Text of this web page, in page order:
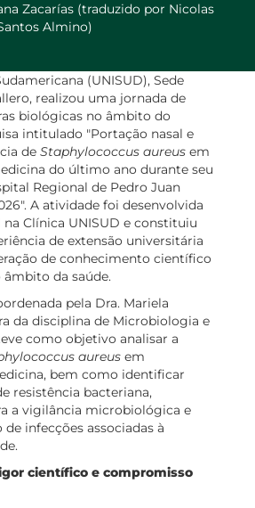
Zacarías (traduzido por Nicolas
Almino)
(UNISUD), Sede
realizou uma jornada de
biológicas no âmbito do
intitulado "Portação nasal e
de Staphylococcus aureusem
do último ano durante seu
Regional de Pedro Juan
A atividade foi desenvolvida
na Clínica UNISUD e constituiu
de extensão universitária
de conhecimento científico
da saúde.
pela Dra. Mariela
da disciplina de Microbiologia e
como objetivo analisar a
aureusem
bem como identificar
resistência bacteriana,
a vigilância microbiológica e
de infecções associadas à
científico e compromisso